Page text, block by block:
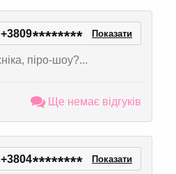
+3809******** Показати
піро-шоу?...
Ще немає відгуків
+3804******** Показати